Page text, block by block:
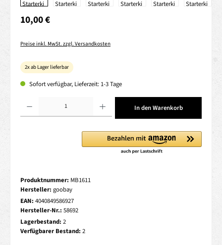
Regulärer Preis:
10,00 €
Preise inkl. MwSt. zzgl. Versandkosten
2x ab Lager lieferbar
Sofort verfügbar, Lieferzeit: 1-3 Tage
In den Warenkorb
Produktnummer: MB1611
Hersteller: goobay
EAN: 4040849586927
Hersteller-Nr.: 58692
Lagerbestand: 2
Verfügbarer Bestand: 2